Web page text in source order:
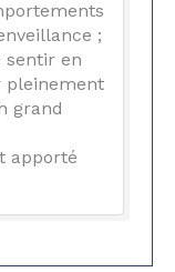
;
sentir en
pleinement
grand
apporté